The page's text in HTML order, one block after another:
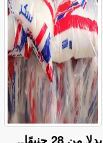
بدلا من 28 جنيهًا..